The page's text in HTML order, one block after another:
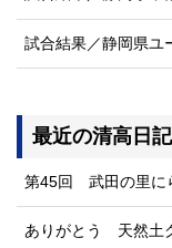
試合結果／静岡県ユ
最近の清高日記
第45回 武田の里に
ありがとう 天然土